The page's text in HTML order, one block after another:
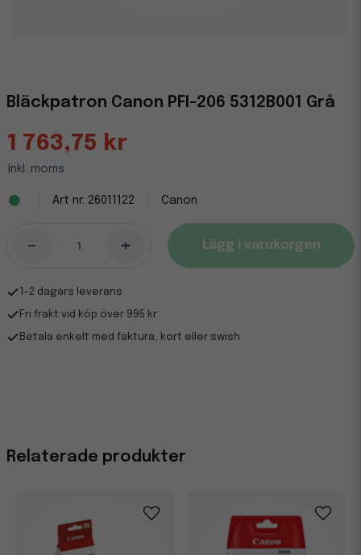
Bläckpatron Canon PFI-206 5312B001 Grå
1 763,75 kr
Inkl. moms
26011122 Canon
- + Lägg i varukorgen
1-2 dagars leverans
Fri frakt vid köp över 995 kr
Betala enkelt med faktura, kort eller swish
Relaterade produkter